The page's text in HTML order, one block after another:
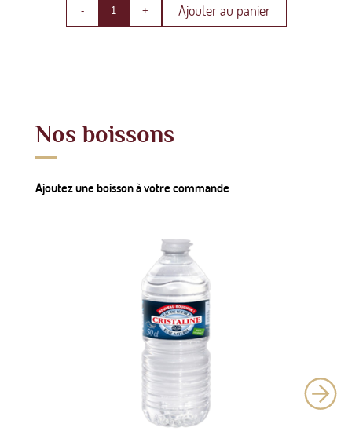
- + Ajouter au panier
Nos boissons
Ajoutez une boisson à votre commande